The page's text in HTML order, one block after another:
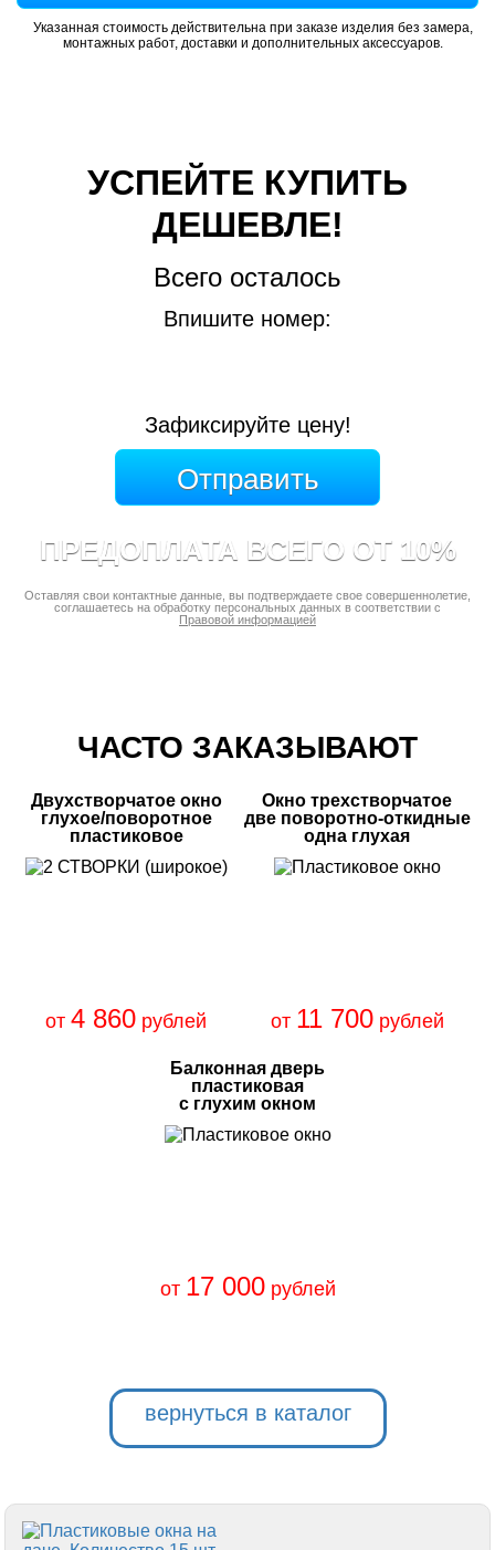
Указанная стоимость действительна при заказе изделия без замера,
монтажных работ, доставки и дополнительных аксессуаров.
УСПЕЙТЕ КУПИТЬ
ДЕШЕВЛЕ!
Всего осталось
Впишите номер:
Зафиксируйте цену!
ПРЕДОПЛАТА ВСЕГО ОТ 10%
Оставляя свои контактные данные, вы подтверждаете свое совершеннолетие,
соглашаетесь на обработку персональных данных в соответствии с
Правовой информацией
ЧАСТО ЗАКАЗЫВАЮТ
Двухстворчатое окно
глухое/поворотное
пластиковое
от 4 860 рублей
Окно трехстворчатое
две поворотно-откидные
одна глухая
от 11 700рублей
Балконная дверь
пластиковая
с глухим окном
от 17 000рублей
вернуться в каталог